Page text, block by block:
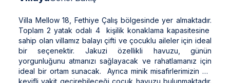
Villa Mellow 18, Fethiye Çalış bölgesinde yer almaktadır.
Toplam 2 yatak odalı 4 kişilik konaklama kapasitesine
sahip olan villamız balayı çifti ve çocuklu aileler için ideal
bir seçenektir. Jakuzi özellikli havuzu, günün
yorgunluğunu atmanızı sağlayacak ve rahatlamanız için
ideal bir ortam sunacak. Ayrıca minik misafirlerimizin de
keyifli vakit geçirebileceği çocuk havuzu bulunmaktadır.